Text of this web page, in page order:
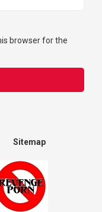
browser for the
Sitemap